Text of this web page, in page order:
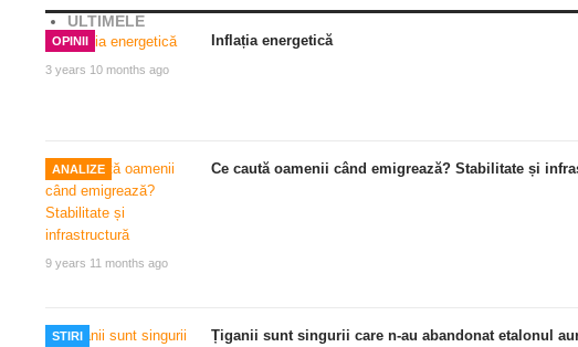
ULTIMELE
OPINII
3 years 10 months ago
Inflația energetică
ANALIZE
9 years 11 months ago
Ce caută oamenii când emigrează? Stabilitate și
STIRI Țiganii sunt singurii care n-au abandonat etalonul